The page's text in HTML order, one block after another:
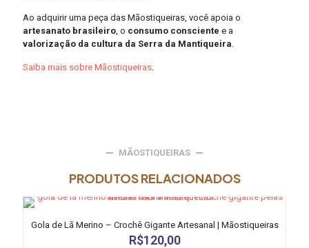
Ao adquirir uma peça das Mãostiqueiras, você apoia o
artesanato brasileiro, o consumo consciente e a
valorização da cultura da Serra da Mantiqueira.
Saiba mais sobre Mãostiqueiras.
MÃOSTIQUEIRAS
PRODUTOS RELACIONADOS
Gola de Lã Merino – Crochê Gigante Artesanal | Mãostiqueiras
R$120,00